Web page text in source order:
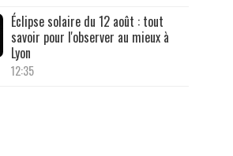
Éclipse solaire du 12 août : tout
savoir pour l'observer au mieux à
Lyon
12:35